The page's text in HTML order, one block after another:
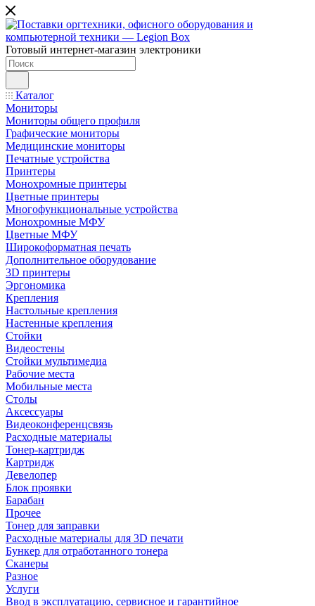
Готовый интернет-магазин электроники
Каталог
Мониторы
Мониторы общего профиля
Графические мониторы
Медицинские мониторы
Печатные устройства
Принтеры
Моноxромныe принтеры
Цвeтныe принтеры
Многофункциональные устройства
Монохромные МФУ
Цветные МФУ
Широкоформатная печать
Дополнительное оборудование
3D принтеры
Эргономика
Крепления
Настольные крепления
Настенные крепления
Стойки
Видеостены
Стойки мультимедиа
Рабочие места
Мобильные места
Столы
Аксессуары
Видеоконференцсвязь
Расходные материалы
Тонер-картридж
Картридж
Девелопер
Блок проявки
Барабан
Прочее
Тонер для заправки
Расходные материалы для 3D печати
Бункер для отработанного тонера
Сканеры
Разное
Услуги
Ввод в эксплуатацию, сервисное и гарантийное